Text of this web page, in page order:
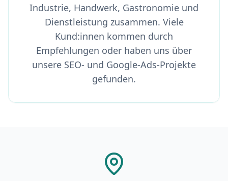
Industrie, Handwerk, Gastronomie und
Dienstleistung zusammen. Viele
Kund:innen kommen durch
Empfehlungen oder haben uns über
unsere SEO- und Google-Ads-Projekte
gefunden.